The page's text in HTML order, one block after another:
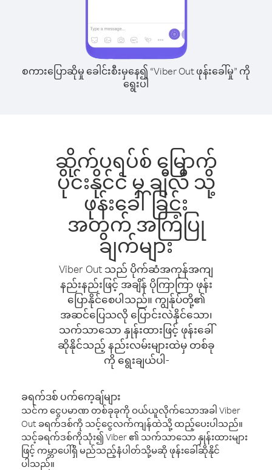
စကားပြောဆိုမှု ခေါင်းစီးမှနေ၍ “Viber Out ဖုန်းခေါ်မှု” ကို
ရွေးပါ
ဆိုက်ပရပ်စ် မြောက်
ပိုင်းနိုင်ငံ မှ ချီလီ သို့
ဖုန်းခေါ်ခြင်း
အတွက် အကြံပြု
ချက်များ
Viber Out သည် ပိုက်ဆံအကုန်အကျ
နည်းနည်းဖြင့် အချိန် ပိုကြာကြာ ဖုန်း
ပြောနိုင်စေပါသည်။ ကျွန်ုပ်တို့၏
အဆင်ပြေသလို ပြောင်းလဲနိုင်သော၊
သက်သာသော နှုန်းထားဖြင့် ဖုန်းခေါ်
ဆိုနိုင်သည့် နည်းလမ်းများထဲမှ တစ်ခု
ကို ရွေးချယ်ပါ-
ခရက်ဒစ် ပက်ကေ့ချ်များ
သင်က ငွေပမာဏ တစ်ခုခုကို ဝယ်ယူလိုက်သောအခါ Viber
Out ခရက်ဒစ်ကို သင့်ငွေလက်ကျန်ထဲသို့ ထည့်ပေးပါသည်။
သင့်ခရက်ဒစ်ကိုသုံး၍ Viber ၏ သက်သာသော နှုန်းထားများ
ဖြင့် ကမ္ဘာပေါ်ရှိ မည်သည့်နံပါတ်သို့မဆို ဖုန်းခေါ်ဆိုနိုင်
ပါသည်။